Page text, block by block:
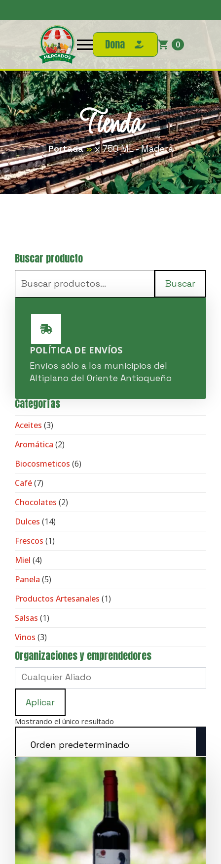
Dona 0
Tienda
Portada » x 750 ML - Madera
Buscar producto
Buscar
por: Buscar
POLÍTICA DE ENVÍOS
Envíos sólo a los municipios del
Altiplano del Oriente Antioqueño
Categorías
Aceites (3)
Aromática (2)
Biocosmeticos (6)
Café(7)
Chocolates (2)
Dulces (14)
Frescos (1)
Miel (4)
Panela (5)
Productos Artesanales (1)
Salsas (1)
Vinos (3)
Organizaciones y emprendedores
Aplicar
Mostrando el único resultado